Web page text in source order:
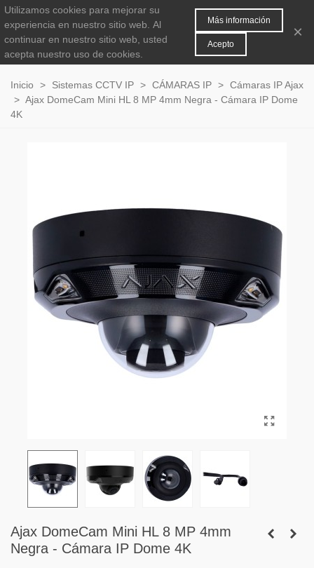
0
Inicio > Sistemas CCTV IP > CÁMARAS IP > Cámaras IP Ajax
> Ajax DomeCam Mini HL 8 MP 4mm Negra - Cámara IP Dome
4K
Ajax DomeCam Mini HL 8 MP 4mm
Negra - Cámara IP Dome 4K
Utilizamos cookies para mejorar su
experiencia en nuestro sitio web. Al
continuar en nuestro sitio web, usted
acepta nuestro uso de cookies.
Más información
Acepto
×